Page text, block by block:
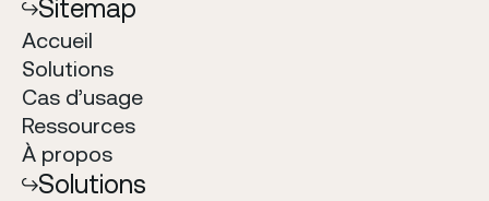
Sitemap
Accueil
Solutions
Cas d’usage
Ressources
À propos
Solutions